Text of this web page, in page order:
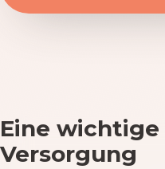
Eine wichtige
Versorgung